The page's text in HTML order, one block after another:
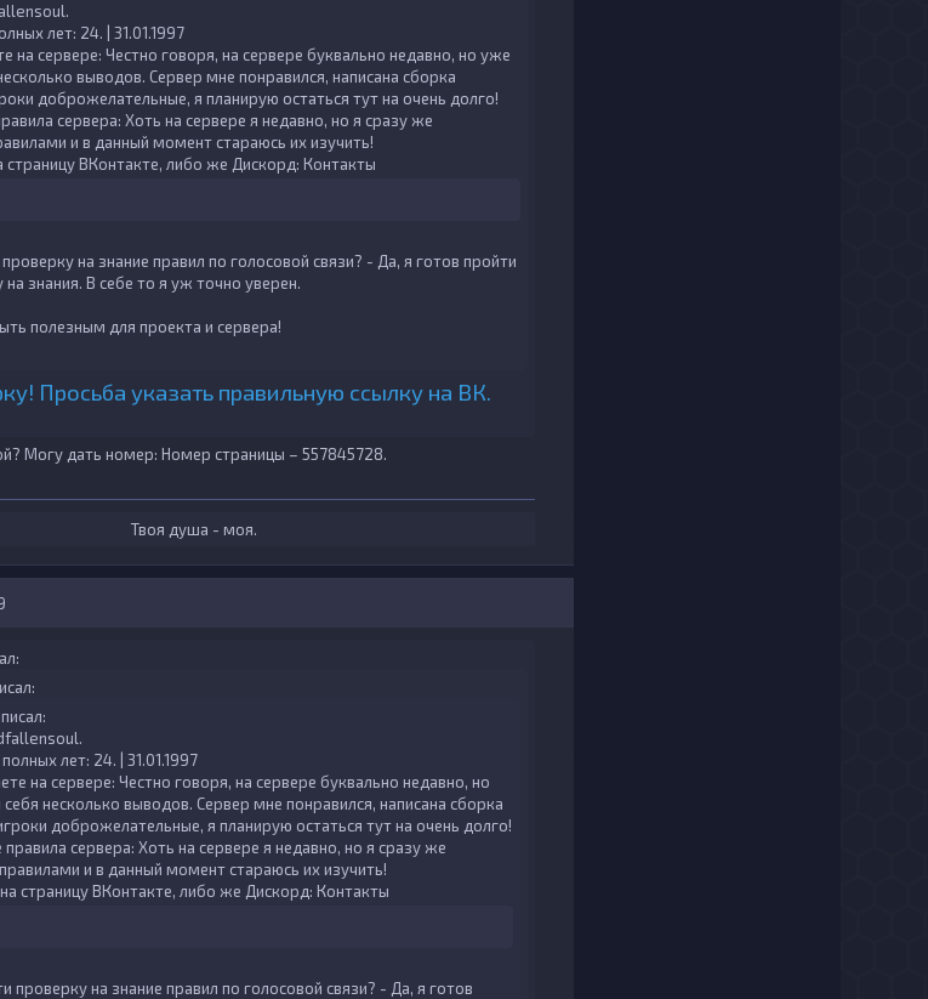
лет: 24. | 31.01.1997
на сервере: Честно говоря, на сервере буквально недавно, но уже
выводов. Сервер мне понравился, написана сборка
доброжелательные, я планирую остаться тут на очень долго!
сервера: Хоть на сервере я недавно, но я сразу же
и в данный момент стараюсь их изучить!
страницу ВКонтакте, либо же Дискорд: Контакты
на знание правил по голосовой связи? - Да, я готов пройти
знания. В себе то я уж точно уверен.
полезным для проекта и сервера!
Просьба указать правильную ссылку на ВК.
Могу дать номер: Номер страницы – 557845728.
Твоя душа - моя.
лет: 24. | 31.01.1997
на сервере: Честно говоря, на сервере буквально недавно, но
несколько выводов. Сервер мне понравился, написана сборка
доброжелательные, я планирую остаться тут на очень долго!
правила сервера: Хоть на сервере я недавно, но я сразу же
и в данный момент стараюсь их изучить!
страницу ВКонтакте, либо же Дискорд: Контакты
проверку на знание правил по голосовой связи? - Да, я готов